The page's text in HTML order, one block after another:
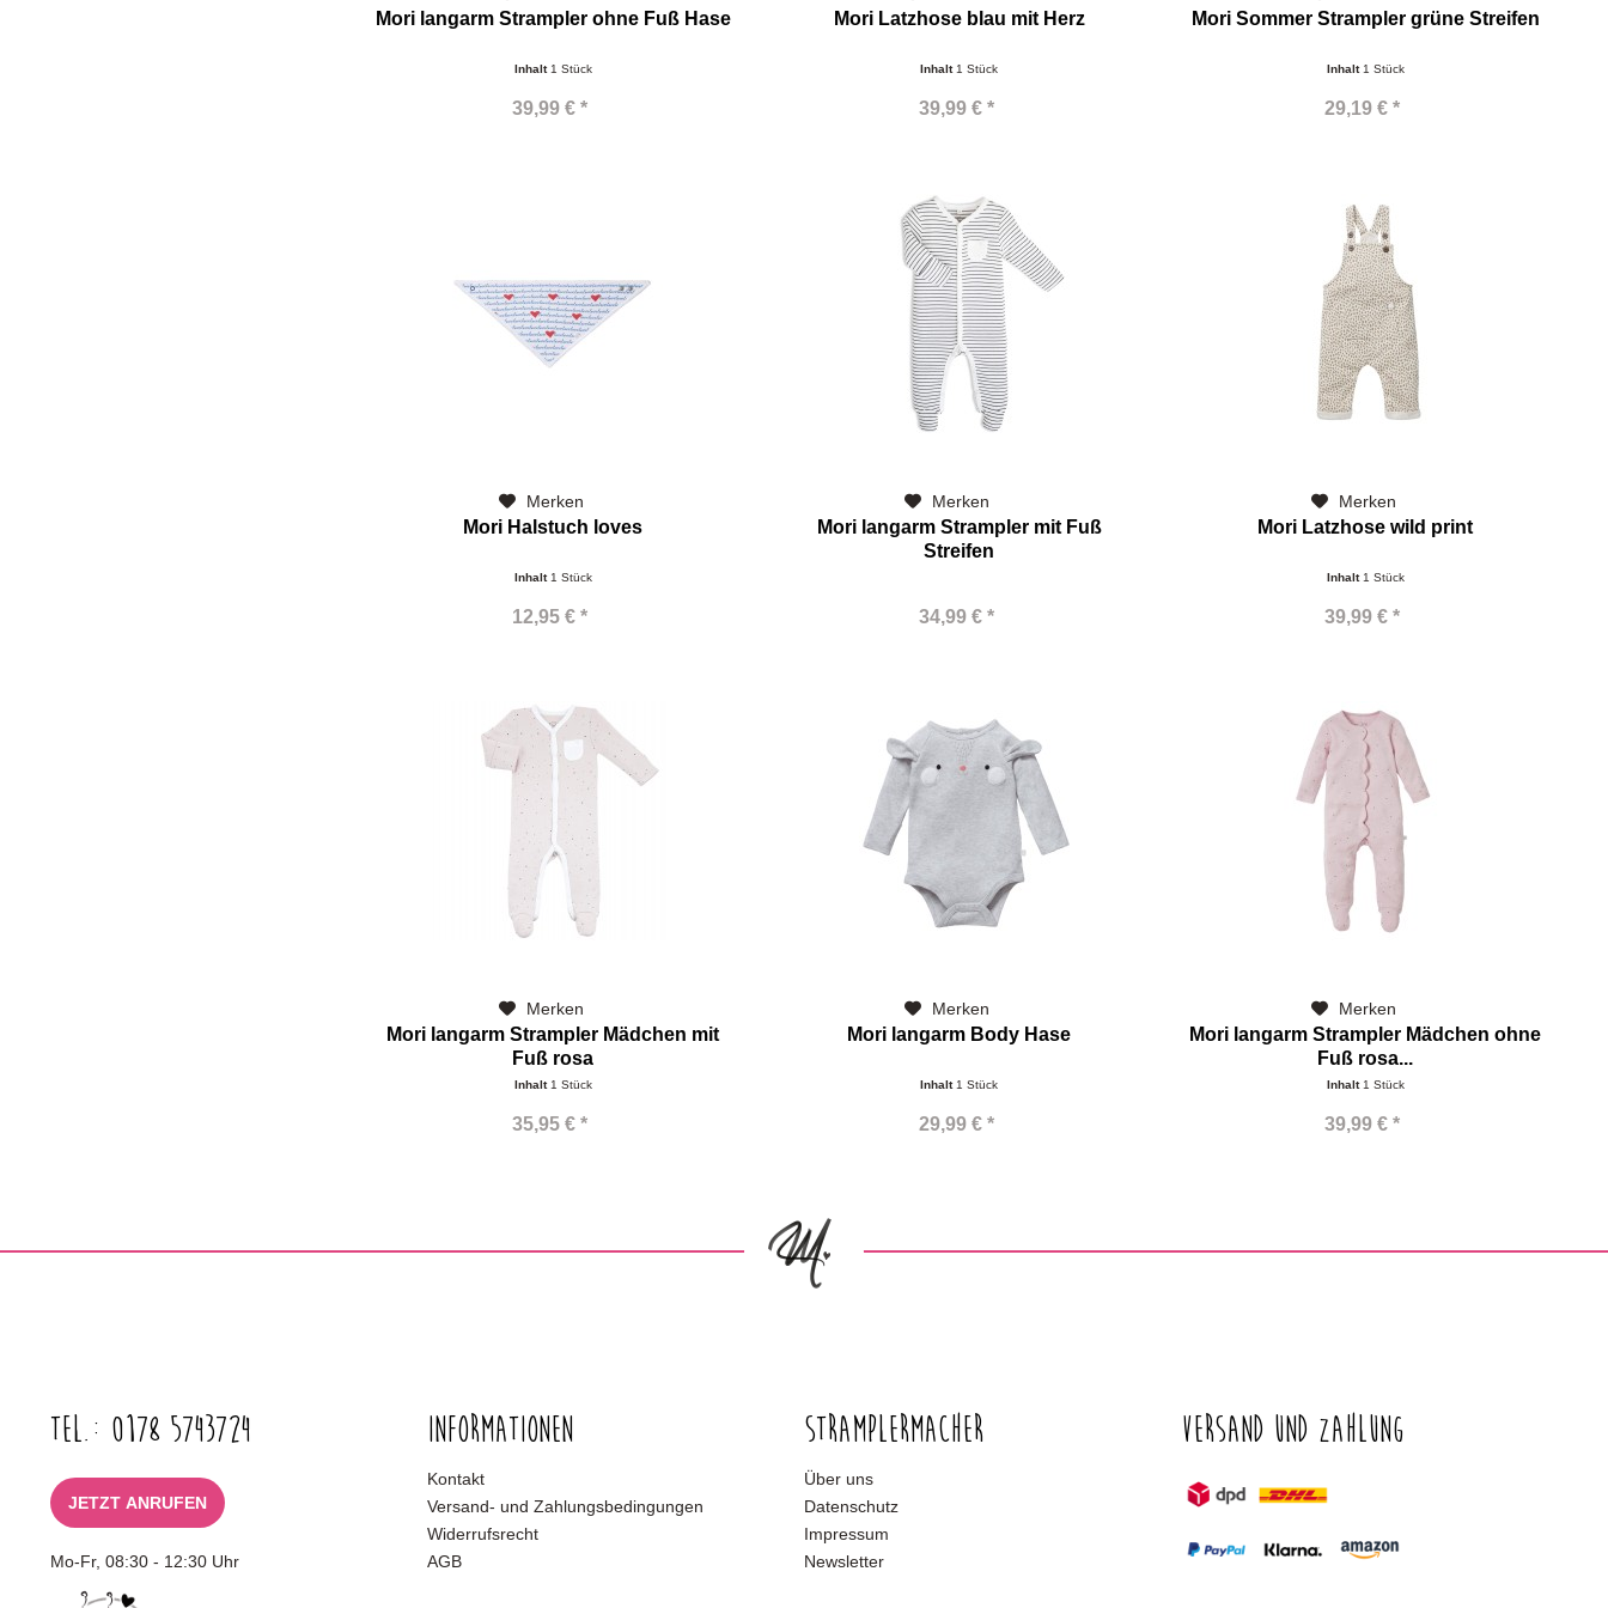
Mori langarm Strampler ohne Fuß Hase
Inhalt1 Stück
39,99 € *
Mori Latzhose blau mit Herz
Inhalt1 Stück
39,99 € *
Mori Sommer Strampler grüne Streifen
Inhalt1 Stück
29,19 € *
Merken
Mori Halstuch loves
Inhalt 1 Stück
12,95 € *
Merken
Mori langarm Strampler mit Fuß
Streifen
34,99 € *
Merken
Mori Latzhose wild print
Inhalt 1 Stück
39,99 € *
Merken
Mori langarm Strampler Mädchen mit
Fuß rosa
Inhalt 1 Stück
35,95 € *
Merken
Mori langarm Body Hase
Inhalt 1 Stück
29,99 € *
Merken
Mori langarm Strampler Mädchen ohne
Fuß rosa...
Inhalt 1 Stück
39,99 € *
Tel.: 0178 5743724
JETZT ANRUFEN
Mo-Fr, 08:30 - 12:30 Uhr
Informationen
Kontakt
Versand- und Zahlungsbedingungen
Widerrufsrecht
AGB
Stramplermacher
Über uns
Datenschutz
Impressum
Newsletter
Versand und Zahlung